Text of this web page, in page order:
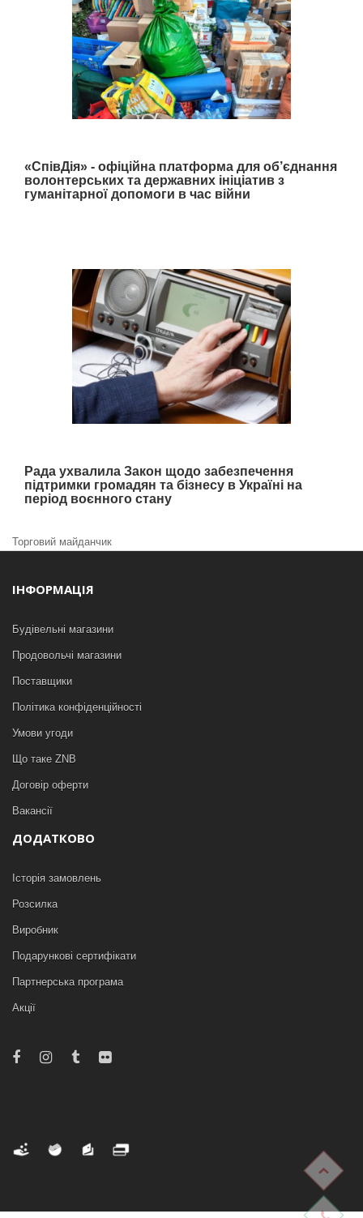
«СпівДія» - офіційна платформа для об’єднання
волонтерських та державних ініціатив з
гуманітарної допомоги в час війни
Рада ухвалила Закон щодо забезпечення
підтримки громадян та бізнесу в Україні на
період воєнного стану
Торговий майданчик
ІНФОРМАЦІЯ
Будівельні магазини
Продовольчі магазини
Поставщики
Політика конфіденційності
Умови угоди
Що таке ZNB
Договір оферти
Вакансії
ДОДАТКОВО
Історія замовлень
Розсилка
Виробник
Подарункові сертифікати
Партнерська програма
Акції